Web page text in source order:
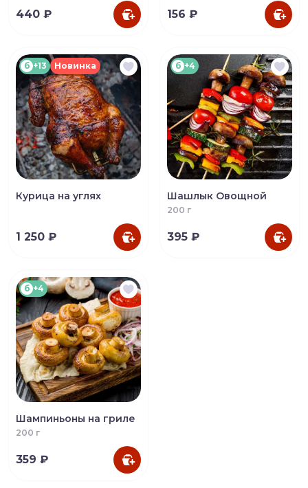
440 ₽ 156 ₽
б +13 Новинка
Курица на углях
1 250 ₽
б +4
Шашлык Овощной
200 г
395 ₽
б +4
Шампиньоны на гриле
200 г
359 ₽